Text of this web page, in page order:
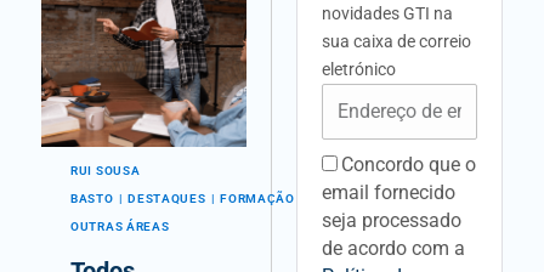
RUI SOUSA
BASTO DESTAQUES FORMAÇÃO GERAL
OUTRAS ÁREAS
novidades GTI na
sua caixa de correio
eletrónico
acceptancefieldid
Concordo que o
email fornecido
seja processado
de acordo com a